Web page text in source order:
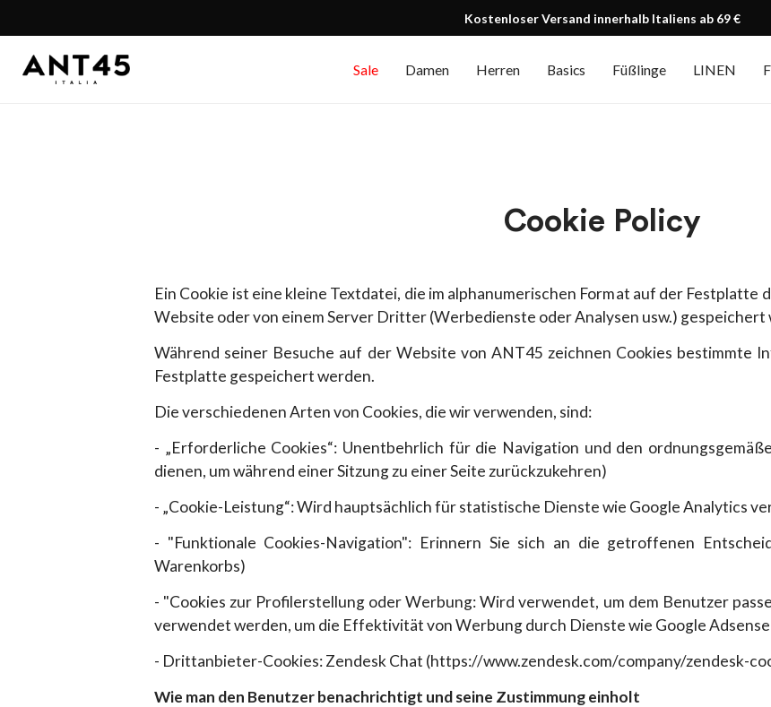
Kostenloser Versand innerhalb Italiens ab 69 €
Sale Damen Herren Basics Füßlinge LINEN
Cookie Policy
Ein Cookie ist eine kleine Textdatei, die im alphanumerischen Format auf der Festplatte
Website oder von einem Server Dritter (Werbedienste oder Analysen usw.) gespeichert
Während seiner Besuche auf der Website von ANT45 zeichnen Cookies bestimmte
Festplatte gespeichert werden.
Die verschiedenen Arten von Cookies, die wir verwenden, sind:
- „Erforderliche Cookies“: Unentbehrlich für die Navigation und den
dienen, um während einer Sitzung zu einer Seite zurückzukehren)
- „Cookie-Leistung“: Wird hauptsächlich für statistische Dienste wie Google Analytics
- "Funktionale Cookies-Navigation": Erinnern Sie sich an die getroffenen
Warenkorbs)
- "Cookies zur Profilerstellung oder Werbung: Wird verwendet, um dem Benutzer
verwendet werden, um die Effektivität von Werbung durch Dienste wie Google
- Drittanbieter-Cookies: Zendesk Chat (https://www.zendesk.com/company/zendesk-
Wie man den Benutzer benachrichtigt und seine Zustimmung einholt